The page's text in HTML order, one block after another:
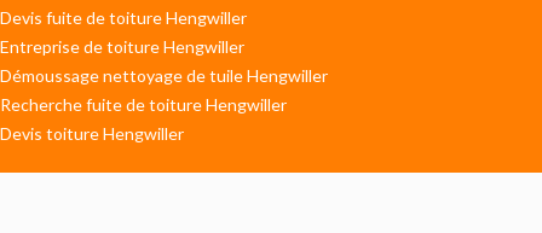
Devis fuite de toiture Hengwiller
Entreprise de toiture Hengwiller
Démoussage nettoyage de tuile Hengwiller
Recherche fuite de toiture Hengwiller
Devis toiture Hengwiller